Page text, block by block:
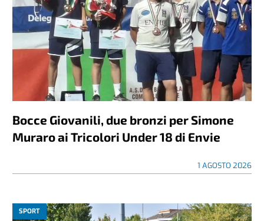
Bocce Giovanili, due bronzi per Simone
Muraro ai Tricolori Under 18 di Envie
1 AGOSTO 2026
SPORT